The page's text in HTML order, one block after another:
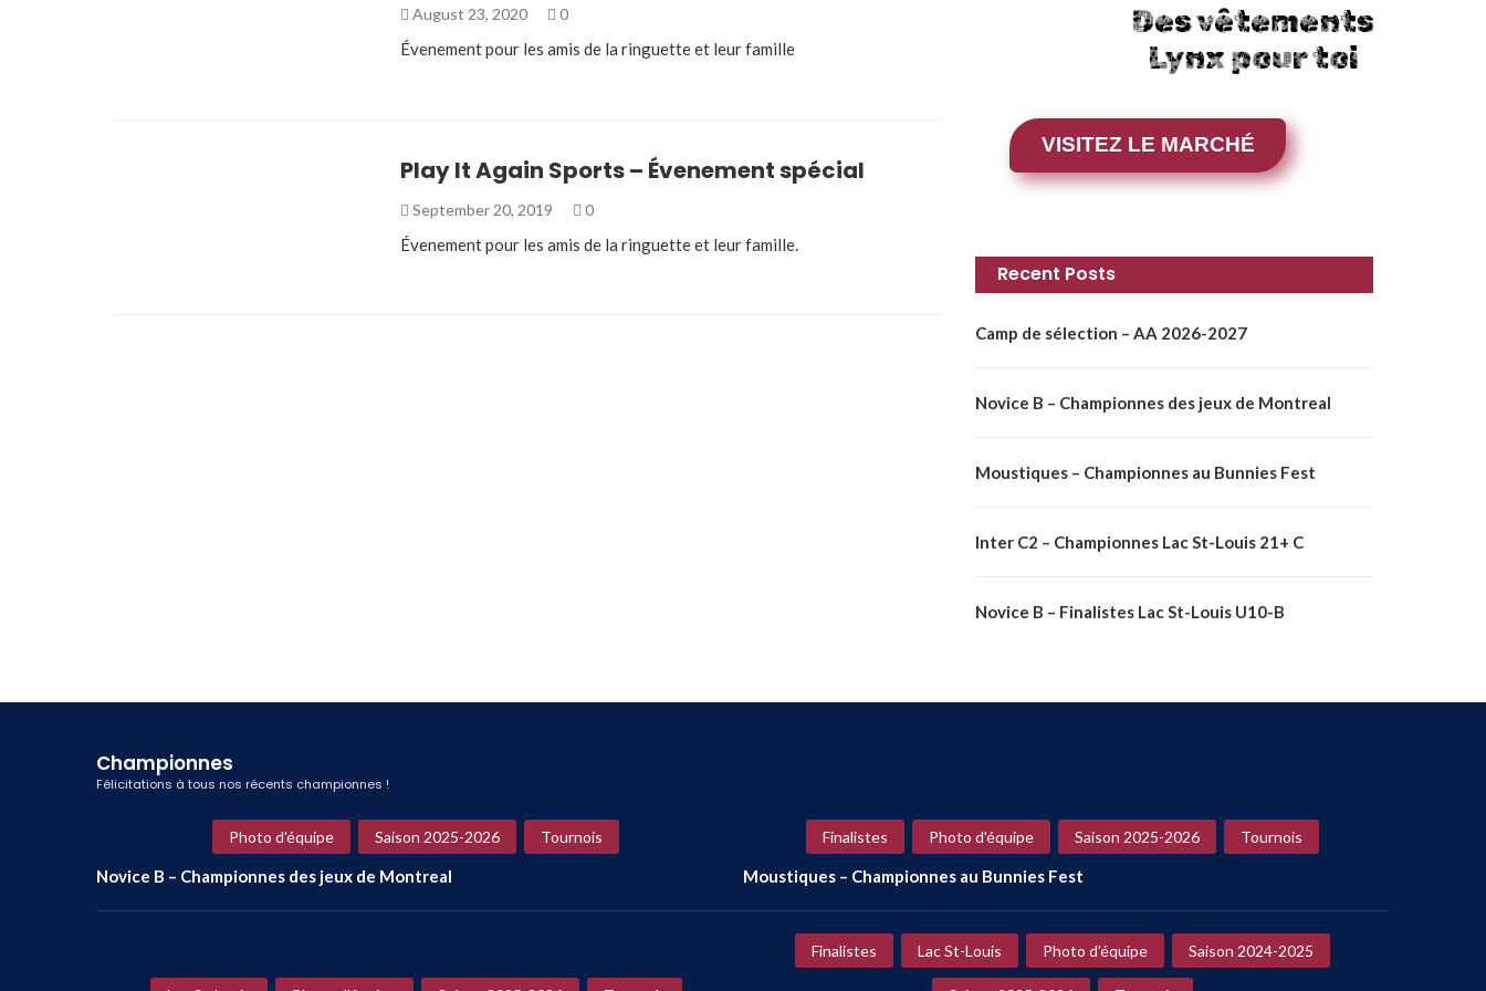
August 23, 2020 0
Évenement pour les amis de la ringuette et leur famille
Play It Again Sports – Évenement spécial
September 20, 2019 0
Évenement pour les amis de la ringuette et leur famille.
Des vêtements
Lynx pour toi
VISITEZ LE MARCHÉ
Recent Posts
Camp de sélection – AA 2026-2027
Novice B – Championnes des jeux de Montreal
Moustiques – Championnes au Bunnies Fest
Inter C2 – Championnes Lac St-Louis 21+ C
Novice B – Finalistes Lac St-Louis U10-B
Championnes
Félicitations à tous nos récents championnes !
Photo d'équipe Saison 2025-2026 Tournois
Novice B – Championnes des jeux de Montreal
Finalistes Photo d'équipe Saison 2025-2026 Tournois
Moustiques – Championnes au Bunnies Fest
Finalistes Lac St-Louis Photo d'équipe Saison 2024-2025